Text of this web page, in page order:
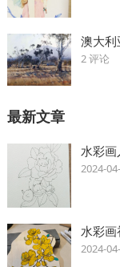
澳大
2 评论
最新文章
水彩
2024-
水彩
2024-